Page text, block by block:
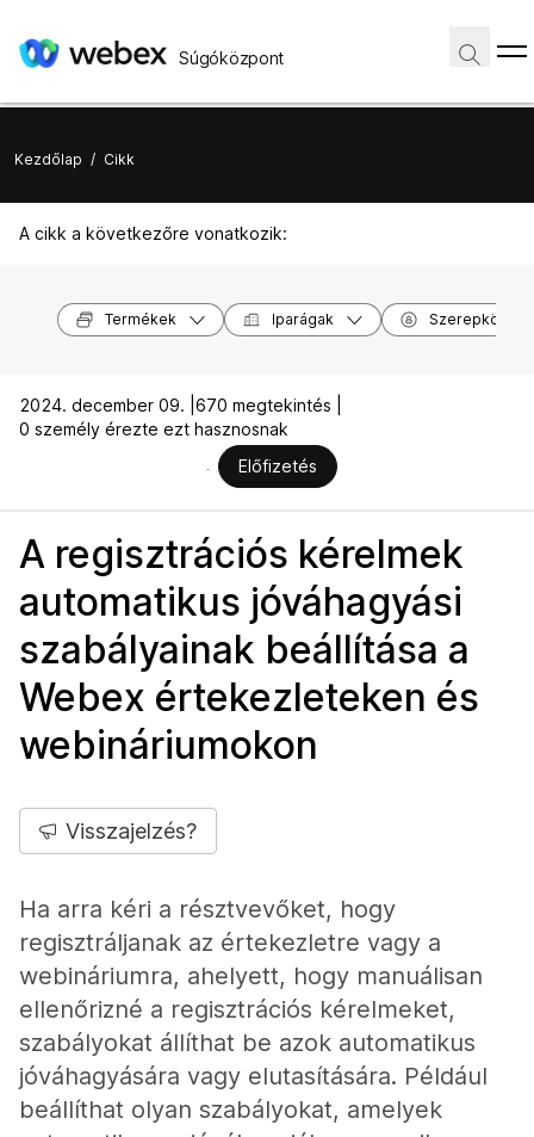
Súgóközpont
Kezdőlap / Cikk
A cikk a következőre vonatkozik:
Termékek Iparágak Szerepkörök
2024. december 09. | 670 megtekintés |
0 személy érezte ezt hasznosnak
Előfizetés
A regisztrációs kérelmek
automatikus jóváhagyási
szabályainak beállítása a
Webex értekezleteken és
webináriumokon
Visszajelzés?
Ha arra kéri a résztvevőket, hogy
regisztráljanak az értekezletre vagy a
webináriumra, ahelyett, hogy manuálisan
ellenőrizné a regisztrációs kérelmeket,
szabályokat állíthat be azok automatikus
jóváhagyására vagy elutasítására. Például
beállíthat olyan szabályokat, amelyek